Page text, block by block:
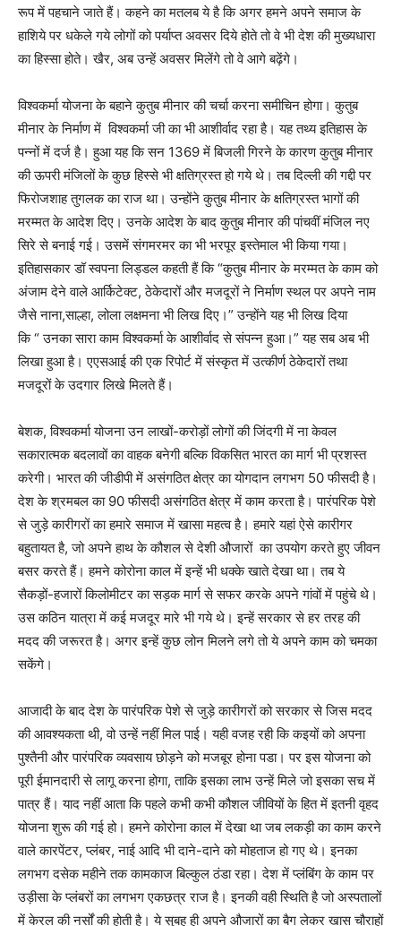
रूप में पहचाने जाते हैं। कहने का मतलब ये है कि अगर हमने अपने समाज के
हाशिये पर धकेले गये लोगों को पर्याप्त अवसर दिये होते तो वे भी देश की मुख्यधारा
का हिस्सा होते। खैर, अब उन्हें अवसर मिलेंगे तो वे आगे बढ़ेंगे।
विश्वकर्मा योजना के बहाने कुतुब मीनार की चर्चा करना समीचिन होगा। कुतुब
मीनार के निर्माण में विश्वकर्मा जी का भी आशीर्वाद रहा है। यह तथ्य इतिहास के
पन्नों में दर्ज है। हुआ यह कि सन 1369 में बिजली गिरने के कारण कुतुब मीनार
की ऊपरी मंजिलों के कुछ हिस्से भी क्षतिग्रस्त हो गये थे। तब दिल्ली की गद्दी पर
फिरोजशाह तुगलक का राज था। उन्होंने कुतुब मीनार के क्षतिग्रस्त भागों की
मरम्मत के आदेश दिए। उनके आदेश के बाद कुतुब मीनार की पांचवीं मंजिल नए
सिरे से बनाई गई। उसमें संगमरमर का भी भरपूर इस्तेमाल भी किया गया।
इतिहासकार डॉ स्वपना लिड्डल कहती हैं कि “कुतुब मीनार के मरम्मत के काम को
अंजाम देने वाले आर्किटेक्ट, ठेकेदारों और मजदूरों ने निर्माण स्थल पर अपने नाम
जैसे नाना,साल्हा, लोला लक्षमना भी लिख दिए।” उन्होंने यह भी लिख दिया
कि “ उनका सारा काम विश्वकर्मा के आशीर्वाद से संपन्न हुआ।” यह सब अब भी
लिखा हुआ है। एएसआई की एक रिपोर्ट में संस्कृत में उत्कीर्ण ठेकेदारों तथा
मजदूरों के उदगार लिखे मिलते हैं।
बेशक, विश्वकर्मा योजना उन लाखों-करोड़ों लोगों की जिंदगी में ना केवल
सकारात्मक बदलावों का वाहक बनेगी बल्कि विकसित भारत का मार्ग भी प्रशस्त
करेगी। भारत की जीडीपी में असंगठित क्षेत्र का योगदान लगभग 50 फीसदी है।
देश के श्रमबल का 90 फीसदी असंगठित क्षेत्र में काम करता है। पारंपरिक पेशे
से जुड़े कारीगरों का हमारे समाज में खासा महत्व है। हमारे यहां ऐसे कारीगर
बहुतायत है, जो अपने हाथ के कौशल से देशी औजारों का उपयोग करते हुए जीवन
बसर करते हैं। हमने कोरोना काल में इन्हें भी धक्के खाते देखा था। तब ये
सैकड़ों-हजारों किलोमीटर का सड़क मार्ग से सफर करके अपने गांवों में पहुंचे थे।
उस कठिन यात्रा में कई मजदूर मारे भी गये थे। इन्हें सरकार से हर तरह की
मदद की जरूरत है। अगर इन्हें कुछ लोन मिलने लगे तो ये अपने काम को चमका
सकेंगे।
आजादी के बाद देश के पारंपरिक पेशे से जुड़े कारीगरों को सरकार से जिस मदद
की आवश्यकता थी, वो उन्हें नहीं मिल पाई। यही वजह रही कि कइयों को अपना
पुश्तैनी और पारंपरिक व्यवसाय छोड़ने को मजबूर होना पडा। पर इस योजना को
पूरी ईमानदारी से लागू करना होगा, ताकि इसका लाभ उन्हें मिले जो इसका सच में
पात्र हैं। याद नहीं आता कि पहले कभी कभी कौशल जीवियों के हित में इतनी वृहद
योजना शुरू की गई हो। हमने कोरोना काल में देखा था जब लकड़ी का काम करने
वाले कारपेंटर, प्लंबर, नाई आदि भी दाने-दाने को मोहताज हो गए थे। इनका
लगभग दसेक महीने तक कामकाज बिल्कुल ठंडा रहा। देश में प्लंबिंग के काम पर
उड़ीसा के प्लंबरों का लगभग एकछत्र राज है। इनकी वही स्थिति है जो अस्पतालों
में केरल की नर्सों की होती है। ये सुबह ही अपने औजारों का बैग लेकर खास चौराहों